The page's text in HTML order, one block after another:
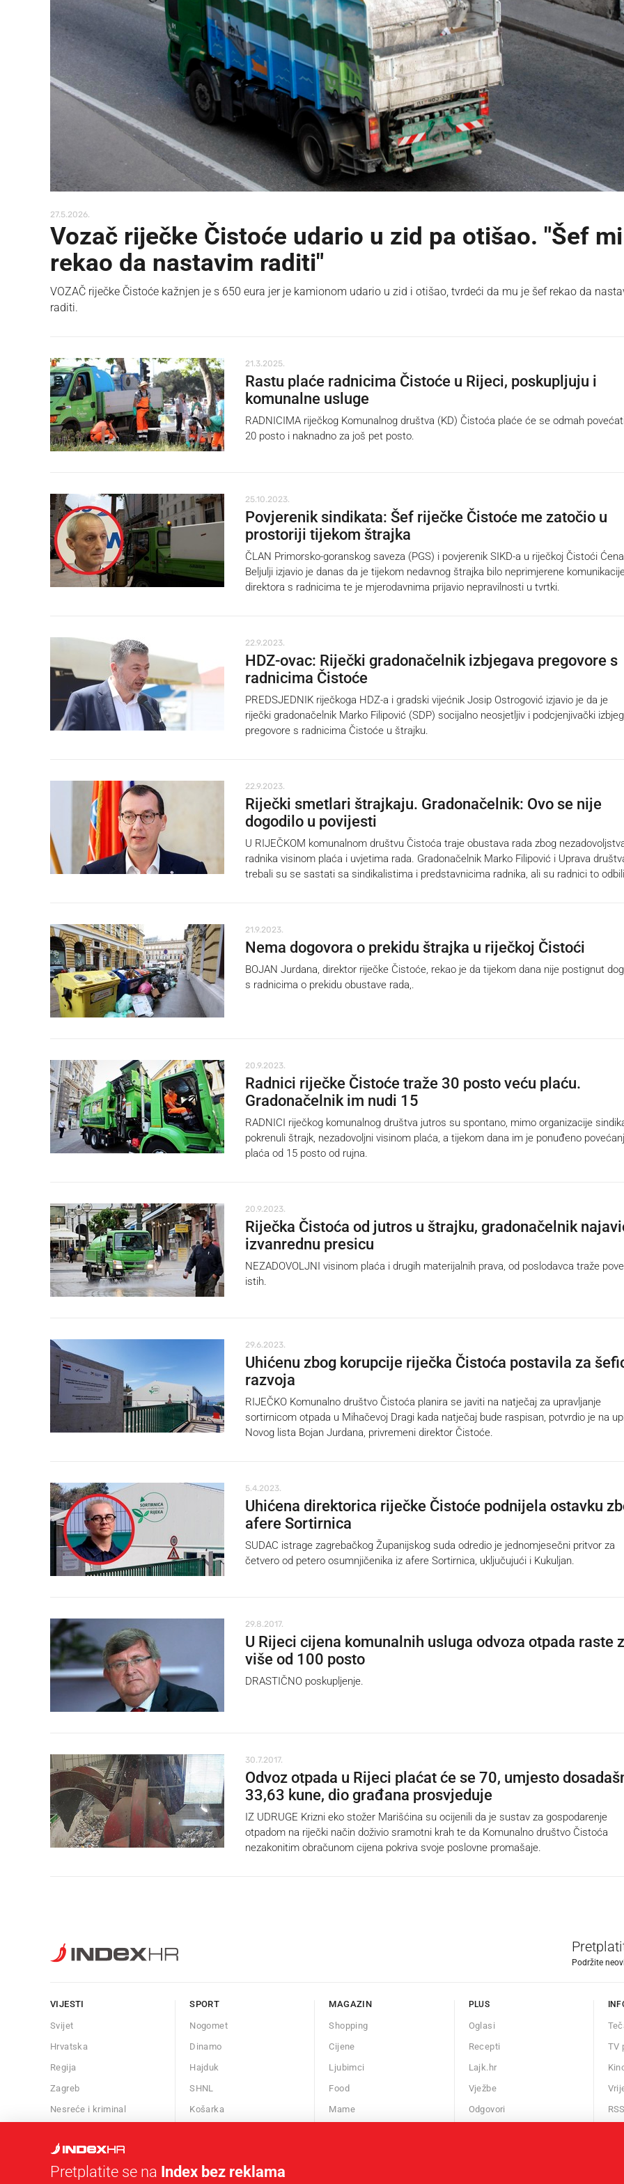
27.5.2026.
Vozač riječke Čistoće udario u zid pa otišao. "Šef
rekao da nastavim raditi"
VOZAČ riječke Čistoće kažnjen je s 650 eura jer je kamionom udario u zid i otišao, tvrdeći da mu je šef rekao da
raditi.
21.3.2025.
Rastu plaće radnicima Čistoće u Rijeci, poskupljuju i
komunalne usluge
RADNICIMA riječkog Komunalnog društva (KD) Čistoća plaće će se odmah
20 posto i naknadno za još pet posto.
25.10.2023.
Povjerenik sindikata: Šef riječke Čistoće me zatočio u
prostoriji tijekom štrajka
ČLAN Primorsko-goranskog saveza (PGS) i povjerenik SIKD-a u riječkoj Čistoći
Beljulji izjavio je danas da je tijekom nedavnog štrajka bilo neprimjerene
direktora s radnicima te je mjerodavnima prijavio nepravilnosti u tvrtki.
22.9.2023.
HDZ-ovac: Riječki gradonačelnik izbjegava pregovore s
radnicima Čistoće
PREDSJEDNIK riječkoga HDZ-a i gradski vijećnik Josip Ostrogović izjavio je da je
riječki gradonačelnik Marko Filipović (SDP) socijalno neosjetljiv i podcjenjivački
pregovore s radnicima Čistoće u štrajku.
22.9.2023.
Riječki smetlari štrajkaju. Gradonačelnik: Ovo se nije
dogodilo u povijesti
U RIJEČKOM komunalnom društvu Čistoća traje obustava rada zbog
radnika visinom plaća i uvjetima rada. Gradonačelnik Marko Filipović i Uprava
trebali su se sastati sa sindikalistima i predstavnicima radnika, ali su radnici to odbili.
21.9.2023.
Nema dogovora o prekidu štrajka u riječkoj Čistoći
BOJAN Jurdana, direktor riječke Čistoće, rekao je da tijekom dana nije postignut
s radnicima o prekidu obustave rada,.
20.9.2023.
Radnici riječke Čistoće traže 30 posto veću plaću.
Gradonačelnik im nudi 15
RADNICI riječkog komunalnog društva jutros su spontano, mimo organizacije
pokrenuli štrajk, nezadovoljni visinom plaća, a tijekom dana im je ponuđeno
plaća od 15 posto od rujna.
20.9.2023.
Riječka Čistoća od jutros u štrajku, gradonačelnik
izvanrednu presicu
NEZADOVOLJNI visinom plaća i drugih materijalnih prava, od poslodavca traže
istih.
29.6.2023.
Uhićenu zbog korupcije riječka Čistoća postavila za
razvoja
RIJEČKO Komunalno društvo Čistoća planira se javiti na natječaj za upravljanje
sortirnicom otpada u Mihačevoj Dragi kada natječaj bude raspisan, potvrdio je na
Novog lista Bojan Jurdana, privremeni direktor Čistoće.
5.4.2023.
Uhićena direktorica riječke Čistoće podnijela ostavku
afere Sortirnica
SUDAC istrage zagrebačkog Županijskog suda odredio je jednomjesečni pritvor za
četvero od petero osumnjičenika iz afere Sortirnica, uključujući i Kukuljan.
29.8.2017.
U Rijeci cijena komunalnih usluga odvoza otpada raste
više od 100 posto
DRASTIČNO poskupljenje.
30.7.2017.
Odvoz otpada u Rijeci plaćat će se 70, umjesto
33,63 kune, dio građana prosvjeduje
IZ UDRUGE Krizni eko stožer Marišćina su ocijenili da je sustav za gospodarenje
otpadom na riječki način doživio sramotni krah te da Komunalno društvo Čistoća
nezakonitim obračunom cijena pokriva svoje poslovne promašaje.
Pretplatite se na Index bez reklama
Podržite
VIJESTI
Svijet
Hrvatska
Regija
Zagreb
Nesreće i kriminal
Kalendar
Afere
SPORT
Nogomet
Dinamo
Hajduk
SHNL
Košarka
MAGAZIN
Shopping
Cijene
Ljubimci
Food
Mame
PLUS
Oglasi
Recepti
Lajk.hr
Vježbe
Odgovori
TV
RSS